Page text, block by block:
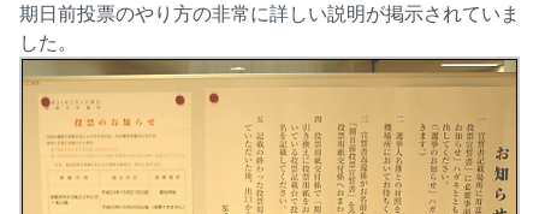
期日前投票のやり方の非常に詳しい説明が掲示されていま
した。